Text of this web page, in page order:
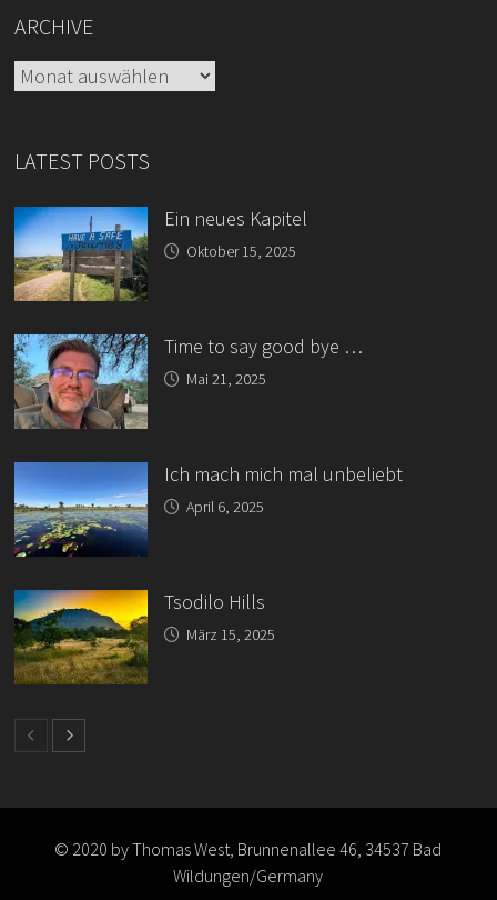
ARCHIVE
Archive
LATEST POSTS
Ein neues Kapitel
Oktober 15, 2025
Time to say good bye …
Mai 21, 2025
Ich mach mich mal unbeliebt
April 6, 2025
Tsodilo Hills
März 15, 2025
© 2020 by Thomas West, Brunnenallee 46, 34537 Bad
Wildungen/Germany